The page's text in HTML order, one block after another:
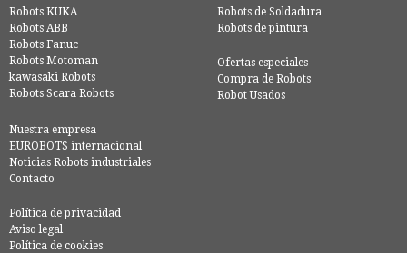
Robots KUKA
Robots ABB
Robots Fanuc
Robots Motoman
kawasaki Robots
Robots Scara Robots
Robots de Soldadura
Robots de pintura
Ofertas especiales
Compra de Robots
Robot Usados
Nuestra empresa
EUROBOTS internacional
Noticias Robots industriales
Contacto
Política de privacidad
Aviso legal
Política de cookies